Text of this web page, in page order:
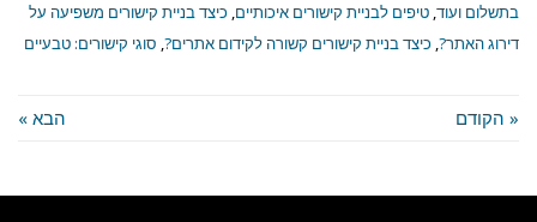
בתשלום ועוד, טיפים לבניית קישורים איכותיים, כיצד בניית קישורים משפיעה על
דירוג האתר?, כיצד בניית קישורים קשורה לקידום אתרים?, סוגי קישורים: טבעיים
« הקודם הבא »